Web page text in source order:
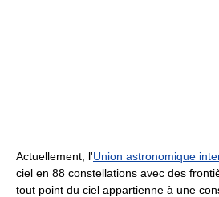
Actuellement, l'Union astronomique
ciel en 88 constellations avec des
tout point du ciel appartienne à une